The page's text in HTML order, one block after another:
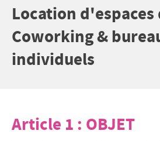
Location
Coworking &
individuels
Article 1 : OBJET